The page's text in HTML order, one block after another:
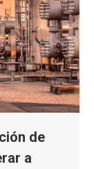
de
a